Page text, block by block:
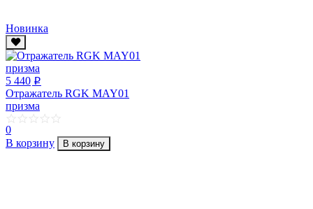
Новинка
5 440 p
Отражатель RGK MAY01
призма
0
В корзину
В корзину